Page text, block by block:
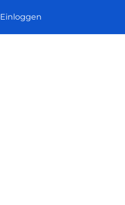
Einloggen